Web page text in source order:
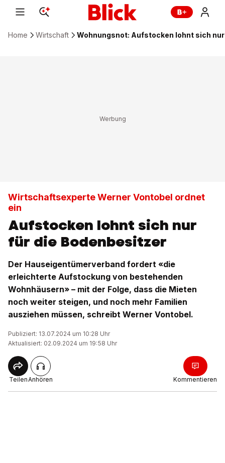
Home Wirtschaft Wohnungsnot: Aufstocken lohnt sich
Wirtschaftsexperte Werner Vontobel ordnet
ein
Aufstocken lohnt sich nur
für die Bodenbesitzer
Der Hauseigentümerverband fordert «die
erleichterte Aufstockung von bestehenden
Wohnhäusern» – mit der Folge, dass die Mieten
noch weiter steigen, und noch mehr Familien
ausziehen müssen, schreibt Werner Vontobel.
Publiziert: 13.07.2024 um 10:28 Uhr
Aktualisiert: 02.09.2024 um 19:58 Uhr
TeilenAnhören Kommentieren